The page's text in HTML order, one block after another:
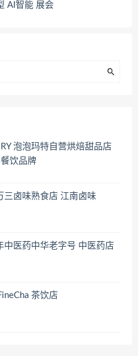
AI智能 展会
泡泡玛特自营烘焙甜品店
饮品牌
三卤味熟食店 江南卤味
中医药中华老字号 中医药店
茶饮店